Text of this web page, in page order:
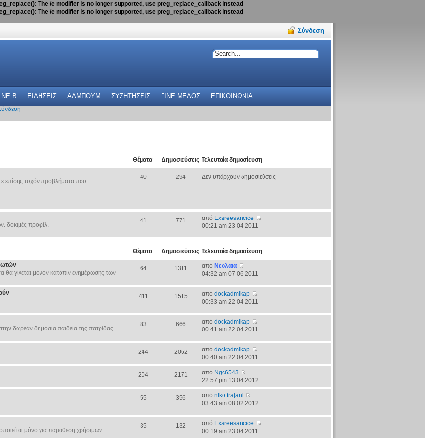
The /e modifier is no longer supported, use preg_replace_callback instead
The /e modifier is no longer supported, use preg_replace_callback instead
Σύνδεση
ΕΙΔΗΣΕΙΣ ΑΛΜΠΟΥΜ ΣΥΖΗΤΗΣΕΙΣ ΓΙΝΕ ΜΕΛΟΣ ΕΠΙΚΟΙΝΩΝΙΑ
Θέματα Δημοσιεύσεις Τελευταία δημοσίευση
επίσης τυχόν προβλήματα που
40 294 Δεν υπάρχουν δημοσιεύσεις
δοκιμές προφίλ.
41 771 από Exareesancice
00:21 am 23 04 2011
Θέματα Δημοσιεύσεις Τελευταία δημοσίευση
γίνεται μόνον κατόπιν ενημέρωσης των
64 1311 από Νεολαια
04:32 am 07 06 2011
411 1515 απόdockadmikap
00:33 am 22 04 2011
δωρεάν δημοσια παιδεία της πατρίδας
83 666 απόdockadmikap
00:41 am 22 04 2011
244 2062 απόdockadmikap
00:40 am 22 04 2011
204 2171 από Ngc6543
22:57 pm 13 04 2012
55 356 απόniko trajani
03:43 am 08 02 2012
μόνο για παράθεση χρήσιμων
35 132 από Exareesancice
00:19 am 23 04 2011